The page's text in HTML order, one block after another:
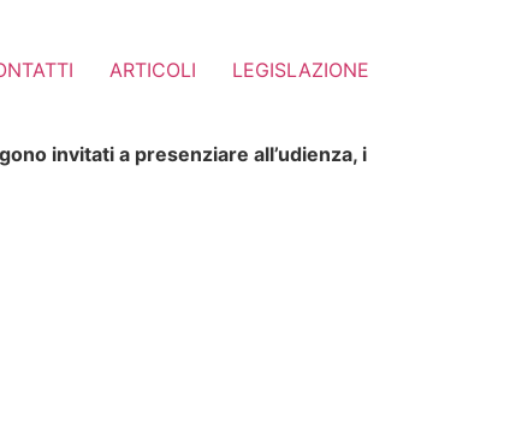
ARTICOLI LEGISLAZIONE
invitati a presenziare all’udienza, i